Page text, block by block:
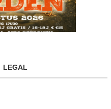
LEGAL